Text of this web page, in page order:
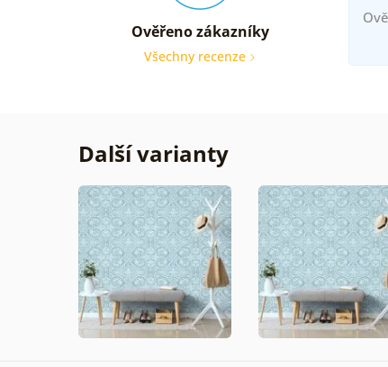
Ověřeno zákazníky
Všechny recenze
Další varianty